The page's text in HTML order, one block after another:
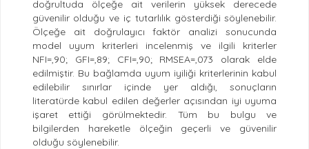
doğrultuda ölçeğe ait verilerin yüksek derecede
güvenilir olduğu ve iç tutarlılık gösterdiği söylenebilir.
Ölçeğe ait doğrulayıcı faktör analizi sonucunda
model uyum kriterleri incelenmiş ve ilgili kriterler
NFI=,90; GFI=,89; CFI=,90; RMSEA=,073 olarak elde
edilmiştir. Bu bağlamda uyum iyiliği kriterlerinin kabul
edilebilir sınırlar içinde yer aldığı, sonuçların
literatürde kabul edilen değerler açısından iyi uyuma
işaret ettiği görülmektedir. Tüm bu bulgu ve
bilgilerden hareketle ölçeğin geçerli ve güvenilir
olduğu söylenebilir.